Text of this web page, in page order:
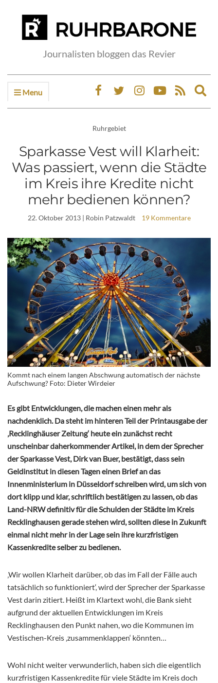
Journalisten bloggen das Revier
Menu
Ruhrgebiet
Sparkasse Vest will Klarheit:
Was passiert, wenn die Städte
im Kreis ihre Kredite nicht
mehr bedienen können?
22. Oktober 2013| Robin Patzwaldt 19 Kommentare
Kommt nach einem langen Abschwung automatisch der nächste
Aufschwung? Foto: Dieter Wirdeier
Es gibt Entwicklungen, die machen einen mehr als
nachdenklich. Da steht im hinteren Teil der Printausgabe der
‚Recklinghäuser Zeitung‘ heute ein zunächst recht
unscheinbar daherkommender Artikel, in dem der Sprecher
der Sparkasse Vest, Dirk van Buer, bestätigt, dass sein
Geldinstitut in diesen Tagen einen Brief an das
Innenministerium in Düsseldorf schreiben wird, um sich von
dort klipp und klar, schriftlich bestätigen zu lassen, ob das
Land-NRW definitiv für die Schulden der Städte im Kreis
Recklinghausen gerade stehen wird, sollten diese in Zukunft
einmal nicht mehr in der Lage sein ihre kurzfristigen
Kassenkredite selber zu bedienen.
‚Wir wollen Klarheit darüber, ob das im Fall der Fälle auch
tatsächlich so funktioniert‘, wird der Sprecher der Sparkasse
Vest darin zitiert. Heißt im Klartext wohl, die Bank sieht
aufgrund der aktuellen Entwicklungen im Kreis
Recklinghausen den Punkt nahen, wo die Kommunen im
Vestischen-Kreis ‚zusammenklappen‘ könnten…
Wohl nicht weiter verwunderlich, haben sich die eigentlich
kurzfristigen Kassenkredite für viele Städte im Kreis doch